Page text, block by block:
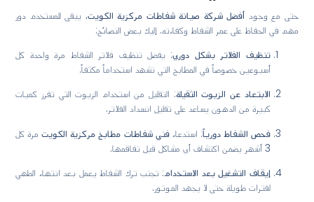
حتى مع وجودأفضل شركة صيانة شفاطات مركزية الكويت، يبقى للمستخدم دور
مهم في الحفاظ على عمر الشفاط وكفاءته. إليك بعض النصائح:
تنظيف الفلاتر بشكل دوري: يفضل تنظيف فلاتر الشفاط مرة واحدة كل
أسبوعين خصوصاً في المطابخ التي تشهد استخداماً مكثفاً.
الابتعاد عن الزيوت الثقيلة: التقليل من استخدام الزيوت التي تفرز كميات
كبيرة من الدهون يساعد على تقليل انسداد الفلاتر.
فحص الشفاط دورياً: استدعاءفني شفاطات مطابخ مركزية الكويتمرة كل
إيقاف التشغيل بعد الاستخدام: تجنب ترك الشفاط يعمل بعد انتهاء الطهي
لفترات طويلة حتى لا يجهد الموتور.